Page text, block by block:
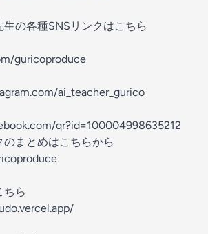
生の各種SNSリンクはこちら
guricoproduce
ai_teacher_gurico
qr?id=100004998635212
まとめはこちらから
ら